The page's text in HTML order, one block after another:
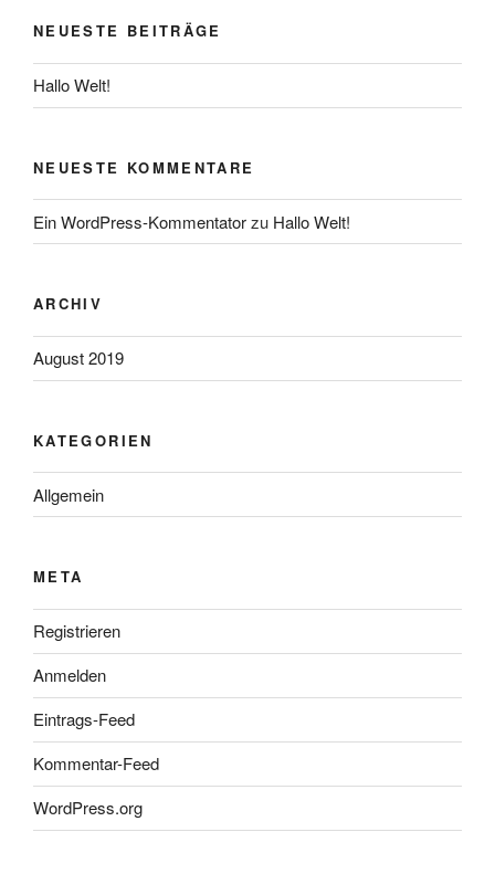
NEUESTE BEITRÄGE
Hallo Welt!
NEUESTE KOMMENTARE
Ein WordPress-Kommentatorzu Hallo Welt!
ARCHIV
August 2019
KATEGORIEN
Allgemein
META
Registrieren
Anmelden
Eintrags-Feed
Kommentar-Feed
WordPress.org